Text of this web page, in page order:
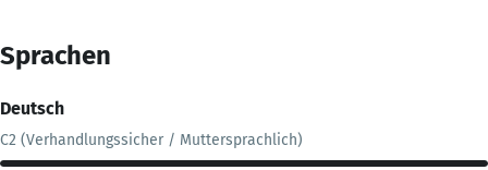
Sprachen
Deutsch
C2 (Verhandlungssicher / Muttersprachlich)